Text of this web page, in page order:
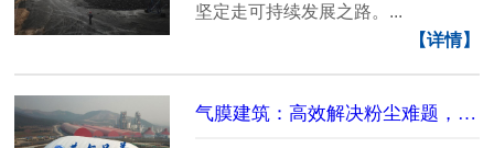
坚定走可持续发展之路。...
【详情】
气膜建筑：高效解决粉尘难题，环保好帮手